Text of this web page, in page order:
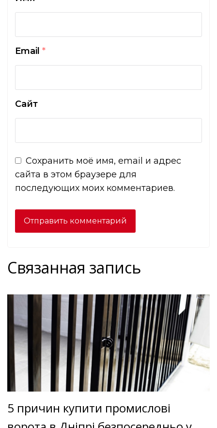
Email *
Сайт
Сохранить моё имя, email и адрес
сайта в этом браузере для
последующих моих комментариев.
Связанная запись
5 причин купити промислові